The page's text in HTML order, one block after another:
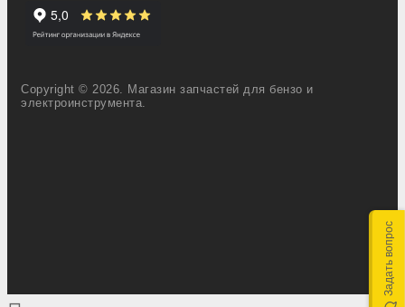
Copyright © 2026. Магазин запчастей для бензо и
электроинструмента.
Задать вопрос